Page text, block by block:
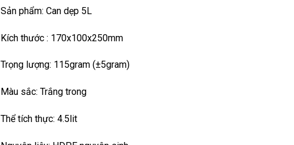
Sản phẩm: Can dẹp 5L
Kích thước : 170x100x250mm
Trọng lượng: 115gram (±5gram)
Màu sắc: Trắng trong
Thể tích thực: 4.5lit